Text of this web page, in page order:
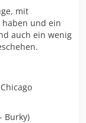
mit
haben und ein
auch ein wenig
Burky)